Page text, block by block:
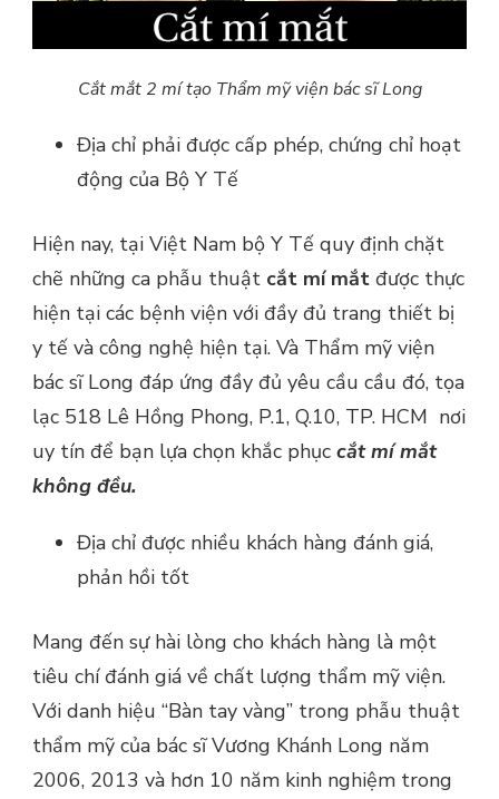
Cắt mắt 2 mí tạo Thẩm mỹ viện bác sĩ Long
Địa chỉ phải được cấp phép, chứng chỉ hoạt
động của Bộ Y Tế
Hiện nay, tại Việt Nam bộ Y Tế quy định chặt
chẽ những ca phẫu thuật cắt mí mắt được thực
hiện tại các bệnh viện với đầy đủ trang thiết bị
y tế và công nghệ hiện tại. Và Thẩm mỹ viện
bác sĩ Long đáp ứng đầy đủ yêu cầu cầu đó, tọa
lạc 518 Lê Hồng Phong, P.1, Q.10, TP. HCM nơi
uy tín để bạn lựa chọn khắc phục cắt mí mắt
không đều.
Địa chỉ được nhiều khách hàng đánh giá,
phản hồi tốt
Mang đến sự hài lòng cho khách hàng là một
tiêu chí đánh giá về chất lượng thẩm mỹ viện.
Với danh hiệu “Bàn tay vàng” trong phẫu thuật
thẩm mỹ của bác sĩ Vương Khánh Long năm
2006, 2013 và hơn 10 năm kinh nghiệm trong